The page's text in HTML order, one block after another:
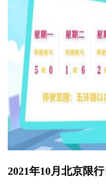
2021年10月北京限